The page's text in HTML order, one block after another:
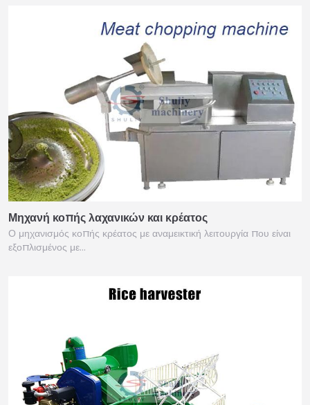
Μηχανή κοπής λαχανικών και κρέατος
Ο μηχανισμός κοπής κρέατος με αναμεικτική λειτουργία που είναι
εξοπλισμένος με…